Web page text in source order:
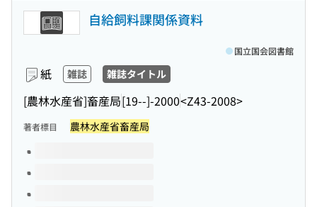
自給飼料課関係資料
紙 雑誌 雑誌タイトル
[農林水産省]畜産局[19--]-2000<Z43-2008>
国立国会図書館
著者標目 農林水産省畜産局
このタイトルの巻号